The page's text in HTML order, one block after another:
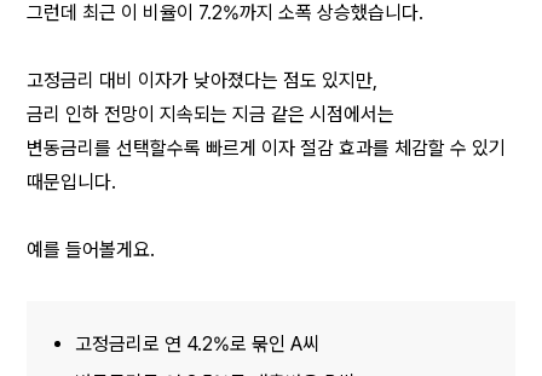
그런데 최근 이 비율이 7.2%까지 소폭 상승했습니다.
고정금리 대비 이자가 낮아졌다는 점도 있지만,
금리 인하 전망이 지속되는 지금 같은 시점에서는
변동금리를 선택할수록 빠르게 이자 절감 효과를 체감할 수 있기
때문입니다.
예를 들어볼게요.
고정금리로 연 4.2%로 묶인 A씨